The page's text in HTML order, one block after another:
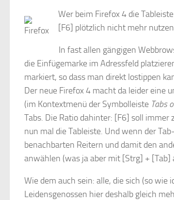
Wer beim Firefox 4 die
[F6] plötzlich nicht mehr
In fast allen gängigen
die Einfügemarke im Adressfeld
markiert, so dass man direkt lostippen
Der neue Firefox 4 macht da leider eine
(im Kontextmenü der Symbolleiste Tabs
Tabs. Die Ratio dahinter: [F6] soll immer
nun mal die Tableiste. Und wenn der
benachbarten Reitern und damit den
anwählen (was ja aber mit [Strg] + [Tab]
Wie dem auch sein: alle, die sich (so
Leidensgenossen hier deshalb gleich